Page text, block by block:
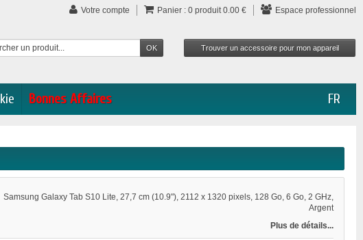
Votre compte Panier : 0 produit0.00 € Espace professionnel
FR
Bonnes Affaires
Samsung Galaxy Tab S10 Lite, 27,7 cm (10.9"), 2112 x 1320 pixels, 128 Go, 6 Go, 2 GHz,
Argent
Plus de détails...